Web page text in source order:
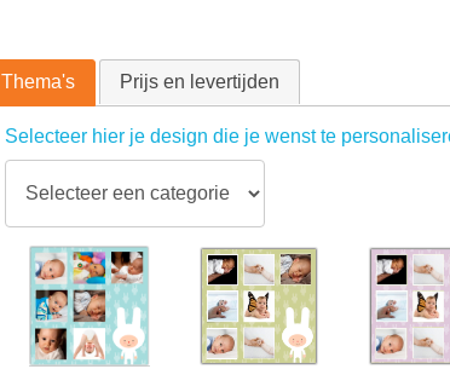
Thema's Prijs en levertijden
Selecteer hier je design die je wenst te